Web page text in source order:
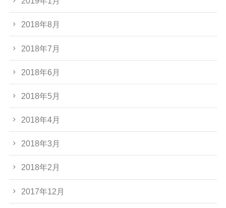
2018年8月
2018年7月
2018年6月
2018年5月
2018年4月
2018年3月
2018年2月
2017年12月